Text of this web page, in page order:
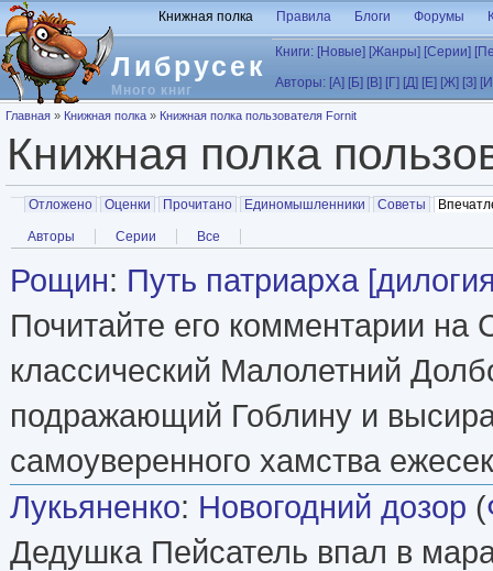
Перейти к основному содержанию
Либрусек
Много книг
Книжная полка Правила Блоги Форумы
Книги: [Новые] [Жанры] [Серии]
Авторы: [А] [Б] [В] [Г] [Д] [Е] [Ж] [З]
Вы здесь
Главная » Книжная полка » Книжная полка пользователя Fornit
Книжная полка
Главные вкладки
Отложено Оценки Прочитано Единомышленники Советы
Вторичные вкладки
Авторы Серии Все
Рощин: Путь патриарха
Почитайте его комментарии на
классический Малолетний
подражающий Гоблину и
самоуверенного хамства
Лукьяненко: Новогодний дозор (
Дедушка Пейсатель впал в